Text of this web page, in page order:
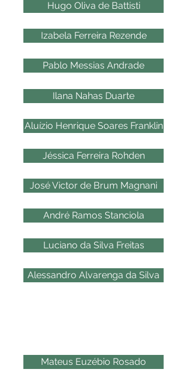
Hugo Oliva de Battisti
Izabela Ferreira Rezende
Pablo Messias Andrade
Ilana Nahas Duarte
Aluízio Henrique Soares Franklin
Jéssica Ferreira Rohden
José Victor de Brum Magnani
André Ramos Stanciola
Luciano da Silva Freitas
Alessandro Alvarenga da Silva
Mateus Euzébio Rosado